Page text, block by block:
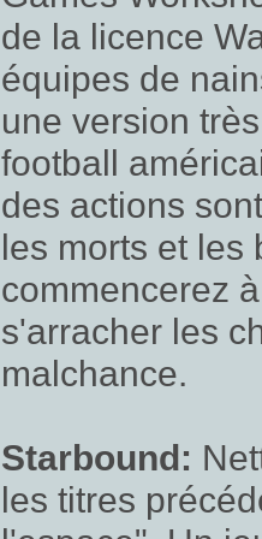
de la licence
équipes de
une version
football
des actions
les morts et les
commencerez
s'arracher les
malchance.
Starbound:
les titres